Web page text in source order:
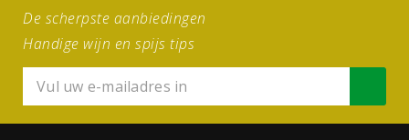
De scherpste aanbiedingen
Handige wijn en spijs tips